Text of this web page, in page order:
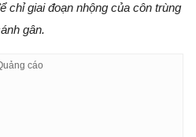
chỉ giai đoạn nhộng của côn trùng
gân.